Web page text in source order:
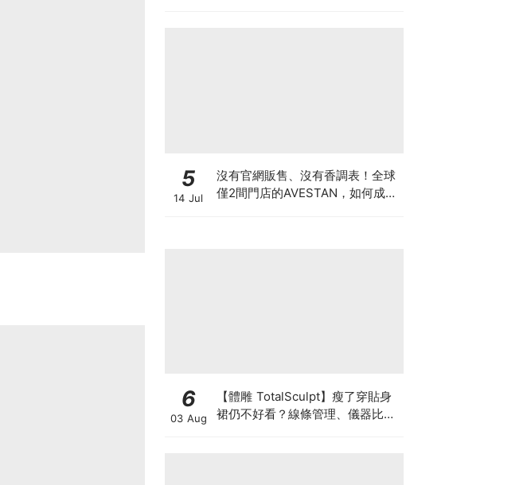
5
14 Jul
沒有官網販售、沒有香調表！全球
僅2間門店的AVESTAN，如何成為
6
03 Aug
【體雕 TotalSculpt】瘦了穿貼身
裙仍不好看？線條管理、儀器比較